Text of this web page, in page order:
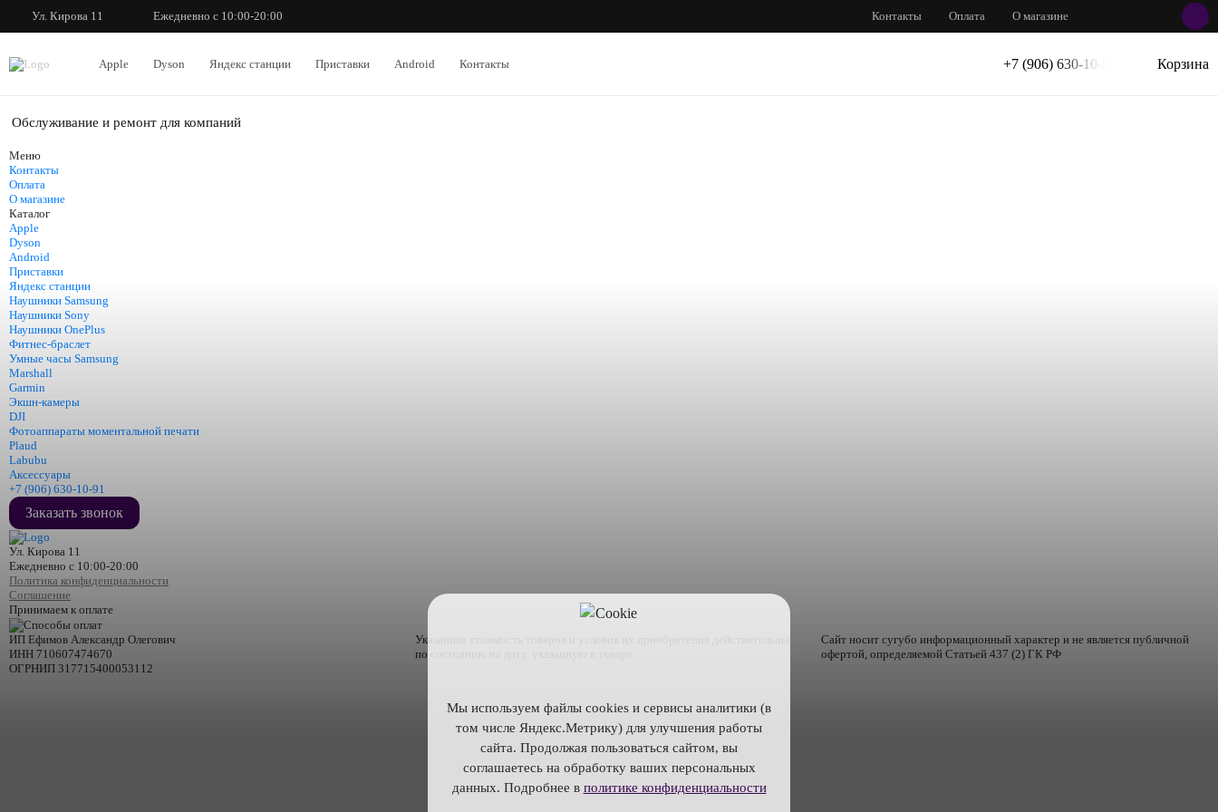
Ул. Кирова 11 Ежедневно с 10:00-20:00 Контакты Оплата О магазине
Apple Dyson Яндекс станции Приставки Android Контакты +7 (906) 630-10-91 Корзина
Обслуживание и ремонт для компаний
Меню
Контакты
Оплата
О магазине
Каталог
Apple
Dyson
Android
Приставки
Яндекс станции
Наушники Samsung
Наушники Sony
Наушники OnePlus
Фитнес-браслет
Умные часы Samsung
Marshall
Garmin
Экшн-камеры
DJI
Фотоаппараты моментальной печати
Plaud
Labubu
Аксессуары
+7 (906) 630-10-91
Заказать звонок
Ул. Кирова 11
Ежедневно с 10:00-20:00
Политика конфиденциальности
Соглашение
Принимаем к оплате
ИП Ефимов Александр Олегович
ИНН 710607474670
ОГРНИП 317715400053112
Указанная стоимость товаров и условия их приобретения действительны
по состоянию на дату, указанную в товаре
Сайт носит сугубо информационный характер и не является публичной
офертой, определяемой Статьей 437 (2) ГК РФ
Мы используем файлы cookies и сервисы аналитики (в
том числе Яндекс.Метрику) для улучшения работы
сайта. Продолжая пользоваться сайтом, вы
соглашаетесь на обработку ваших персональных
данных. Подробнее в политике конфиденциальности